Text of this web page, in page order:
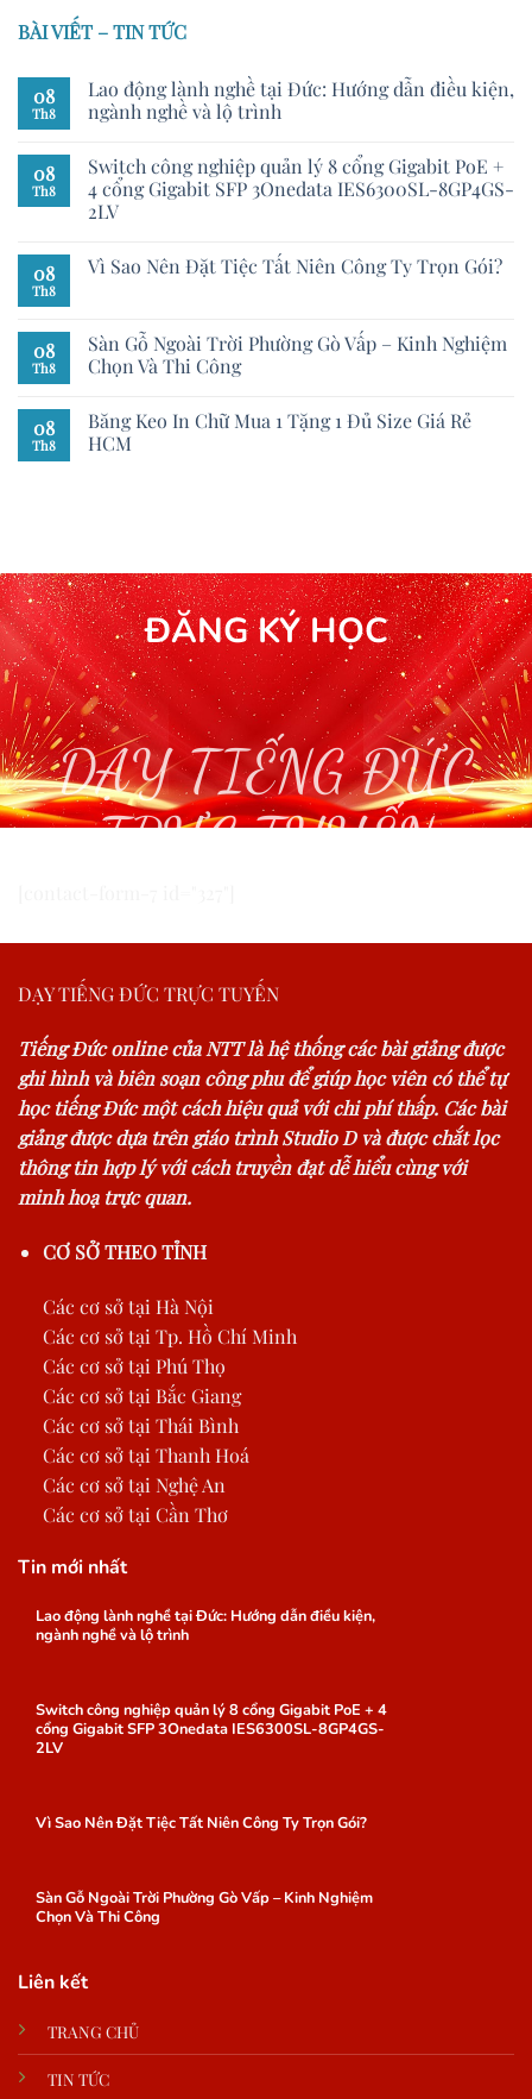
BÀI VIẾT – TIN TỨC
08
Th8
Lao động lành nghề tại Đức: Hướng dẫn điều kiện,
ngành nghề và lộ trình
08
Th8
Switch công nghiệp quản lý 8 cổng Gigabit PoE +
4 cổng Gigabit SFP 3Onedata IES6300SL-8GP4GS-
2LV
08
Th8
Vì Sao Nên Đặt Tiệc Tất Niên Công Ty Trọn Gói?
08
Th8
Sàn Gỗ Ngoài Trời Phường Gò Vấp – Kinh Nghiệm
Chọn Và Thi Công
08
Th8
Băng Keo In Chữ Mua 1 Tặng 1 Đủ Size Giá Rẻ
HCM
ĐĂNG KÝ HỌC
DẠY TIẾNG ĐỨC
TRỰC TUYẾN
DẠY TIẾNG ĐỨC TRỰC TUYẾN
Tiếng Đức online của NTT là hệ thống các bài giảng được
ghi hình và biên soạn công phu để giúp học viên có thể tự
học tiếng Đức một cách hiệu quả với chi phí thấp. Các bài
giảng được dựa trên giáo trình Studio D và được chắt lọc
thông tin hợp lý với cách truyền đạt dễ hiểu cùng với
minh hoạ trực quan.
CƠ SỞ THEO TỈNH
Các cơ sở tại Hà Nội
Các cơ sở tại Tp. Hồ Chí Minh
Các cơ sở tại Phú Thọ
Các cơ sở tại Bắc Giang
Các cơ sở tại Thái Bình
Các cơ sở tại Thanh Hoá
Các cơ sở tại Nghệ An
Các cơ sở tại Cần Thơ
Tin mới nhất
Lao động lành nghề tại Đức: Hướng dẫn điều kiện,
ngành nghề và lộ trình
Switch công nghiệp quản lý 8 cổng Gigabit PoE + 4
cổng Gigabit SFP 3Onedata IES6300SL-8GP4GS-
2LV
Vì Sao Nên Đặt Tiệc Tất Niên Công Ty Trọn Gói?
Sàn Gỗ Ngoài Trời Phường Gò Vấp – Kinh Nghiệm
Chọn Và Thi Công
Liên kết
TRANG CHỦ
TIN TỨC